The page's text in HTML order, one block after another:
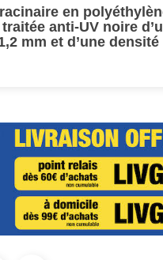
en
anti-UV noire
mm et d’une densité